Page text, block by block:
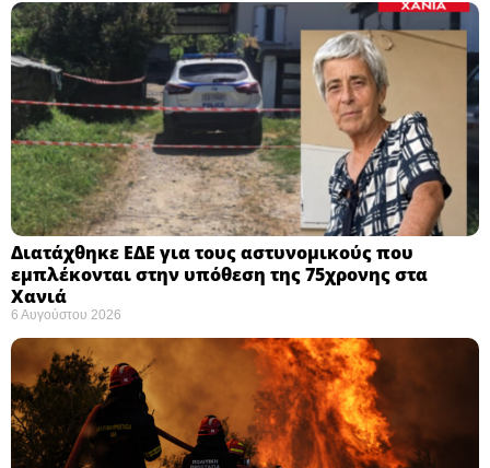
Διατάχθηκε ΕΔΕ για τους αστυνομικούς που
εμπλέκονται στην υπόθεση της 75χρονης στα
Χανιά
6 Αυγούστου 2026